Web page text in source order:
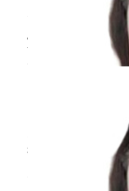
造成严重的骨
能由于长期的
肉劳损，就容易
女生痛经是几
大多数痛经可
微的下腹部坠
还是可以忍受